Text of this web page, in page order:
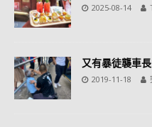
2025-08-14
又有暴徒襲車
2019-11-18